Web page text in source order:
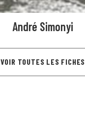
André Simonyi
VOIR TOUTES LES FICHES